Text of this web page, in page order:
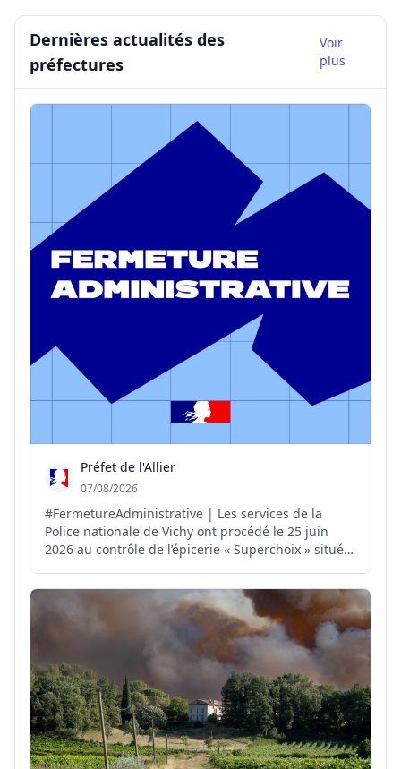
Dernières actualités des
préfectures
Voir
plus
Préfet de l'Allier
07/08/2026
#FermetureAdministrative | Les services de la
Police nationale de Vichy ont procédé le 25 juin
2026 au contrôle de l’épicerie « Superchoix » située
les policiers ont constaté: ▪️ des cigarettes de type «
puffs » interdites à la vente ; ▪️ du ta...